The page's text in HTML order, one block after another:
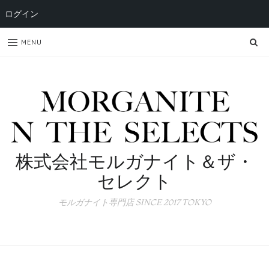
MENU
株式会社モルガナイト＆ザ・
セレクト
モルガナイト専門店 SINCE 2017 TOKYO
ログイン